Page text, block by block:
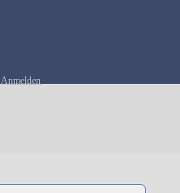
Anmelden